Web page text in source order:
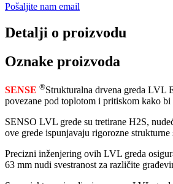
Pošaljite nam email
Detalji o proizvodu
Oznake proizvoda
SENSE ®Strukturalna drvena greda LVL
povezane pod toplotom i pritiskom kako
SENSO LVL grede su tretirane H2S,
ove grede ispunjavaju rigorozne
Precizni inženjering ovih LVL greda
63 mm nudi svestranost za različite